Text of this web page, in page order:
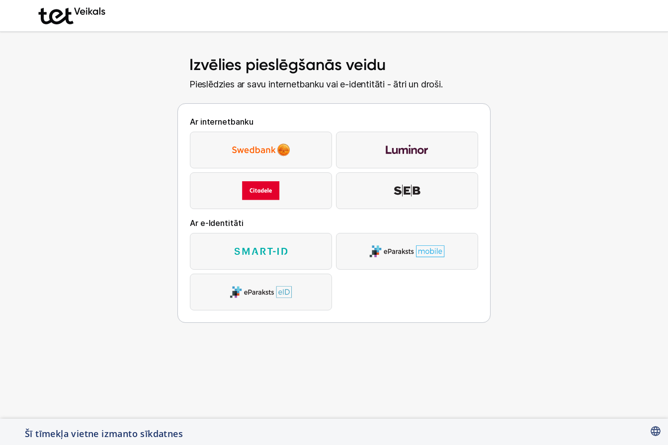
Izvēlies pieslēgšanās veidu
Pieslēdzies ar savu internetbanku vai e-identitāti - ātri un droši.
Ar internetbanku
Ar e-Identitāti
Šī tīmekļa vietne izmanto sīkdatnes